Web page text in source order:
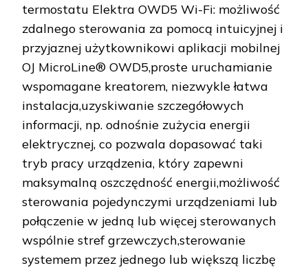
termostatu Elektra OWD5 Wi-Fi: możliwość
zdalnego sterowania za pomocą intuicyjnej i
przyjaznej użytkownikowi aplikacji mobilnej
OJ MicroLine® OWD5,proste uruchamianie
wspomagane kreatorem, niezwykle łatwa
instalacja,uzyskiwanie szczegółowych
informacji, np. odnośnie zużycia energii
elektrycznej, co pozwala dopasować taki
tryb pracy urządzenia, który zapewni
maksymalną oszczędność energii,możliwość
sterowania pojedynczymi urządzeniami lub
połączenie w jedną lub więcej sterowanych
wspólnie stref grzewczych,sterowanie
systemem przez jednego lub większą liczbę